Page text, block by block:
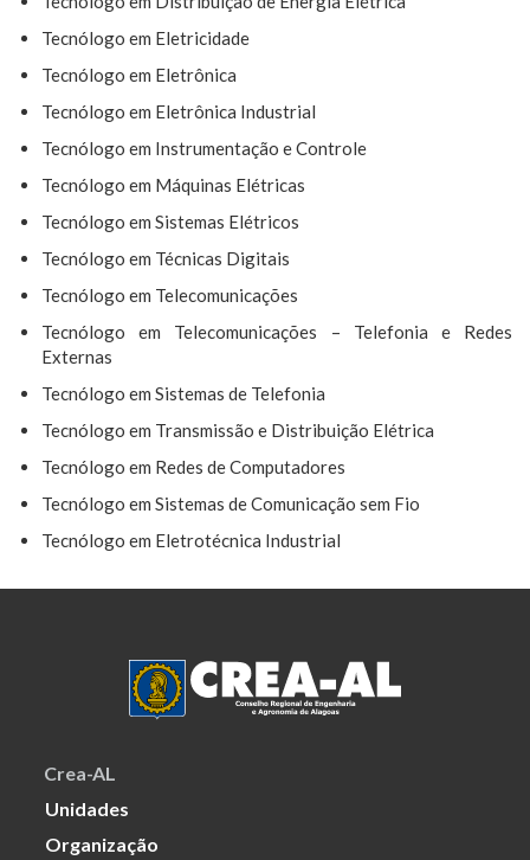
Tecnólogo em Eletricidade
Tecnólogo em Eletrônica
Tecnólogo em Eletrônica Industrial
Tecnólogo em Instrumentação e Controle
Tecnólogo em Máquinas Elétricas
Tecnólogo em Sistemas Elétricos
Tecnólogo em Técnicas Digitais
Tecnólogo em Telecomunicações
Tecnólogo em Telecomunicações – Telefonia e Redes
Externas
Tecnólogo em Sistemas de Telefonia
Tecnólogo em Transmissão e Distribuição Elétrica
Tecnólogo em Redes de Computadores
Tecnólogo em Sistemas de Comunicação sem Fio
Tecnólogo em Eletrotécnica Industrial
Crea-AL
Unidades
Organização